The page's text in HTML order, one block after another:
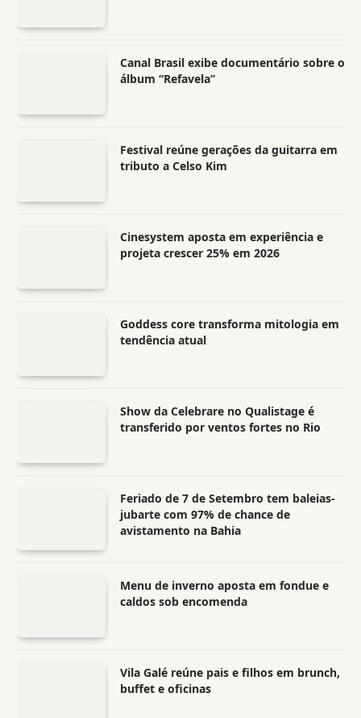
Canal Brasil exibe documentário sobre o
álbum “Refavela”
Festival reúne gerações da guitarra em
tributo a Celso Kim
Cinesystem aposta em experiência e
projeta crescer 25% em 2026
Goddess core transforma mitologia em
tendência atual
Show da Celebrare no Qualistage é
transferido por ventos fortes no Rio
Feriado de 7 de Setembro tem baleias-
jubarte com 97% de chance de
avistamento na Bahia
Menu de inverno aposta em fondue e
caldos sob encomenda
Vila Galé reúne pais e filhos em brunch,
buffet e oficinas